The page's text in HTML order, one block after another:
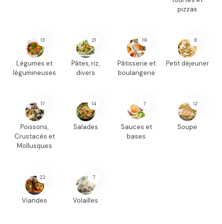
pizzas
13
Légumes et
légumineuses
21
Pâtes, riz,
divers
19
Pâtisserie et
boulangerie
8
Petit déjeuner
17
Poissons,
Crustacés et
Mollusques
14
Salades
7
Sauces et
bases
12
Soupe
22
Viandes
7
Volailles